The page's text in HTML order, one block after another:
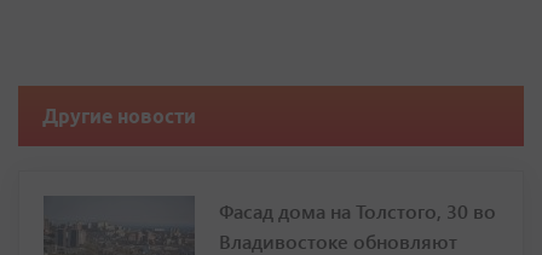
Другие новости
Фасад дома на Толстого, 30 во
Владивостоке обновляют